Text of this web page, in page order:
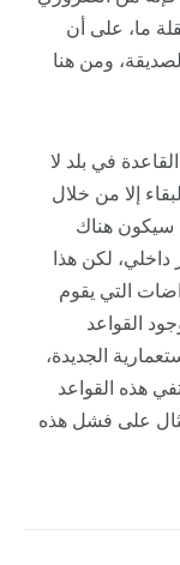
ما، على أن
ومن هنا
في بلد لا
إلا من خلال
سيكون هناك
لكن هذا
التي يقوم
القواعد
الجديدة،
هذه القواعد
على فشل هذه